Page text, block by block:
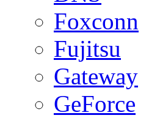
Foxconn
Fujitsu
Gateway
GeForce